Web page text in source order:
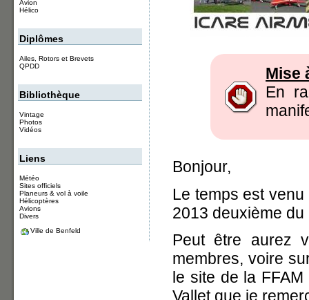
Mise
En
Bonjour,
Le temps est venu
2013 deuxième du
Peut être aurez
membres, voire
le site de la
Vallet que je
Avion
Hélico
Diplômes
Ailes, Rotors et Brevets
QPDD
Bibliothèque
Vintage
Photos
Vidéos
Liens
Météo
Sites officiels
Planeurs & vol à voile
Hélicoptères
Avions
Divers
Ville de Benfeld